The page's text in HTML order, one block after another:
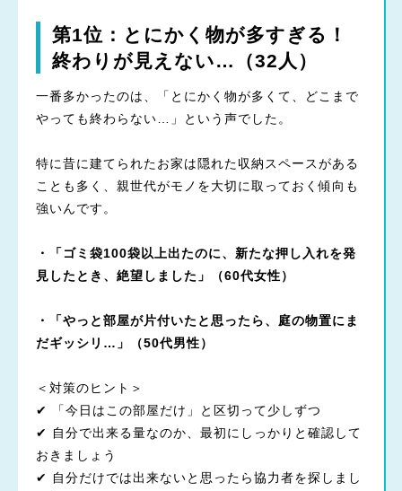
第1位：とにかく物が多すぎる！
終わりが見えない…（32人）
一番多かったのは、「とにかく物が多くて、どこまで
やっても終わらない…」という声でした。
特に昔に建てられたお家は隠れた収納スペースがある
ことも多く、親世代がモノを大切に取っておく傾向も
強いんです。
・「ゴミ袋100袋以上出たのに、新たな押し入れを発
見したとき、絶望しました」（60代女性）
・「やっと部屋が片付いたと思ったら、庭の物置にま
だギッシリ…」（50代男性）
＜対策のヒント＞
✔ 「今日はこの部屋だけ」と区切って少しずつ
✔ 自分で出来る量なのか、最初にしっかりと確認して
おきましょう
✔ 自分だけでは出来ないと思ったら協力者を探しまし